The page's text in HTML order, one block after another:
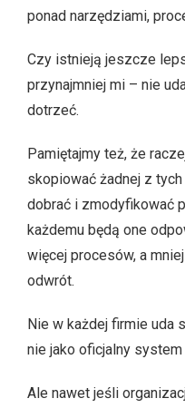
ponad narzędziami,
Czy istnieją jeszcze
przynajmniej mi – nie
dotrzeć.
Pamiętajmy też, że
skopiować żadnej z
dobrać i zmodyfikować
każdemu będą one
więcej procesów, a
odwrót.
Nie w każdej firmie uda
nie jako oficjalny system
Ale nawet jeśli